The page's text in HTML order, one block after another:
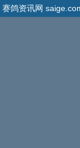
赛鸽资讯网